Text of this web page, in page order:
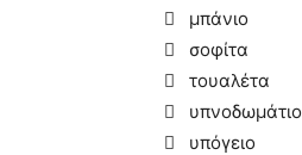
 μπάνιο
 σοφίτα
 τουαλέτα
 υπνοδωμάτιο
 υπόγειο